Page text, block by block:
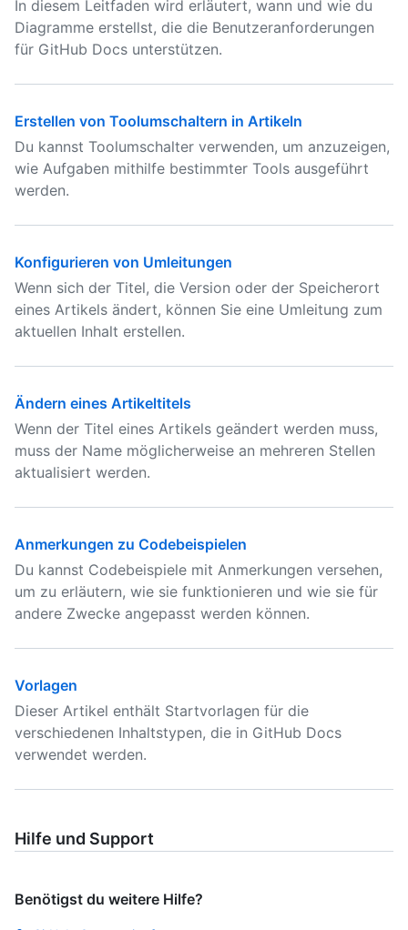
In diesem Leitfaden wird erläutert, wann und wie du
Diagramme erstellst, die die Benutzeranforderungen
für GitHub Docs unterstützen.
Erstellen von Toolumschaltern in Artikeln
Du kannst Toolumschalter verwenden, um anzuzeigen,
wie Aufgaben mithilfe bestimmter Tools ausgeführt
werden.
Konfigurieren von Umleitungen
Wenn sich der Titel, die Version oder der Speicherort
eines Artikels ändert, können Sie eine Umleitung zum
aktuellen Inhalt erstellen.
Ändern eines Artikeltitels
Wenn der Titel eines Artikels geändert werden muss,
muss der Name möglicherweise an mehreren Stellen
aktualisiert werden.
Anmerkungen zu Codebeispielen
Du kannst Codebeispiele mit Anmerkungen versehen,
um zu erläutern, wie sie funktionieren und wie sie für
andere Zwecke angepasst werden können.
Vorlagen
Dieser Artikel enthält Startvorlagen für die
verschiedenen Inhaltstypen, die in GitHub Docs
verwendet werden.
Hilfe und Support
Benötigst du weitere Hilfe?